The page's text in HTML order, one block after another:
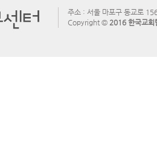
주소 : 서울 마포구 동교로
Copyright © 2016 한국교회